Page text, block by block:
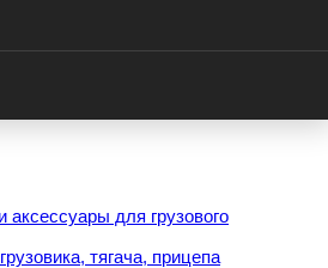
аксессуары для грузового
тягача, прицепа